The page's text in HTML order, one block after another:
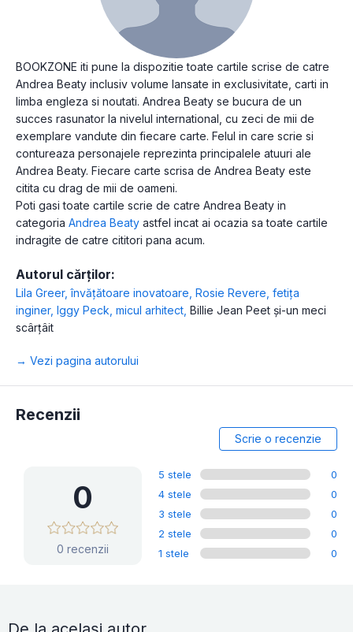
BOOKZONE iti pune la dispozitie toate cartile scrise de catre
Andrea Beaty inclusiv volume lansate in exclusivitate, carti in
limba engleza si noutati. Andrea Beaty se bucura de un
succes rasunator la nivelul international, cu zeci de mii de
exemplare vandute din fiecare carte. Felul in care scrie si
contureaza personajele reprezinta principalele atuuri ale
Andrea Beaty. Fiecare carte scrisa de Andrea Beaty este
citita cu drag de mii de oameni.
Poti gasi toate cartile scrie de catre Andrea Beaty in
categoria Andrea Beaty astfel incat ai ocazia sa toate cartile
indragite de catre cititori pana acum.
Autorul cărților:
Lila Greer, învățătoare inovatoare, Rosie Revere, fetița
inginer, Iggy Peck, micul arhitect, Billie Jean Peet și-un meci
scârțâit
→ Vezi pagina autorului
Recenzii
Scrie o recenzie
0
0 recenzii
5 stele
0
4 stele
0
3 stele
0
2 stele
0
1 stele
0